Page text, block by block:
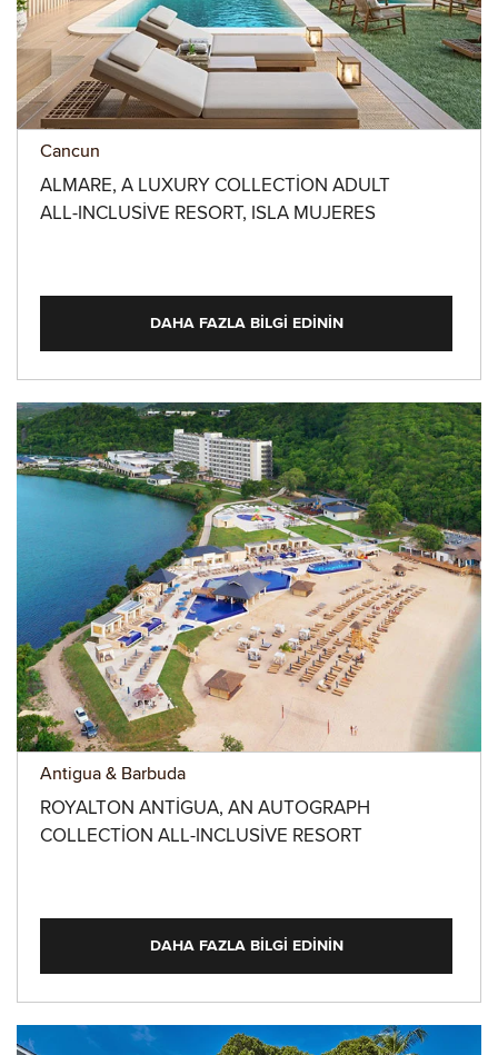
Cancun
ALMARE, A LUXURY COLLECTION ADULT
ALL-INCLUSIVE RESORT, ISLA MUJERES
DAHA FAZLA BILGI EDININ
Antigua & Barbuda
ROYALTON ANTIGUA, AN AUTOGRAPH
COLLECTION ALL-INCLUSIVE RESORT
DAHA FAZLA BILGI EDININ